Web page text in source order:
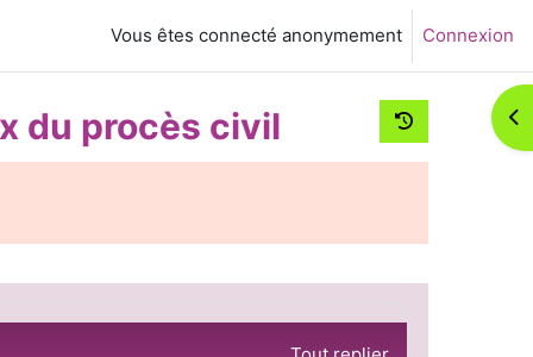
Vous êtes connecté anonymement Connexion
du procès civil